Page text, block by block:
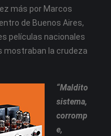
más por Marcos
de Buenos Aires,
películas nacionales
mostraban la crudeza
“Maldito
sistema,
corromp
e,